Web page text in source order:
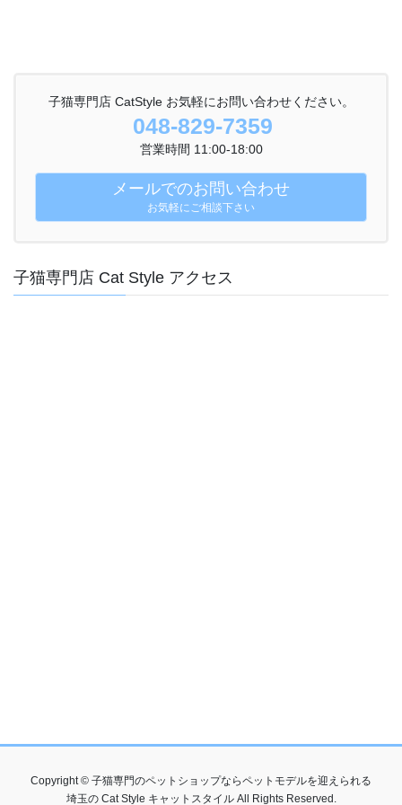
子猫専門店 CatStyle お気軽にお問い合わせください。
048-829-7359
営業時間 11:00-18:00
メールでのお問い合わせ
お気軽にご相談下さい
子猫専門店 Cat Style アクセス
Copyright © 子猫専門のペットショップならペットモデルを迎えられる
埼玉の Cat Style キャットスタイル All Rights Reserved.